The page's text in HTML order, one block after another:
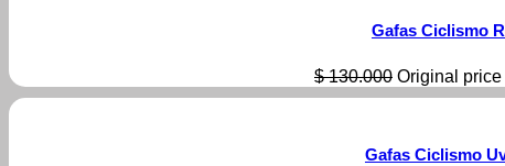
Gafas Ciclismo
$130.000 Original
Gafas Ciclismo